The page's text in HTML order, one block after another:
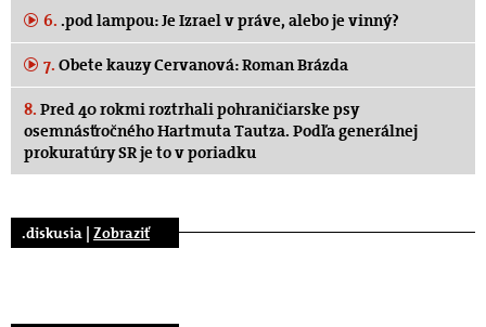
6. .pod lampou: Je Izrael v práve, alebo je vinný?
7. Obete kauzy Cervanová: Roman Brázda
8. Pred 40 rokmi roztrhali pohraničiarske psy
osemnásťročného Hartmuta Tautza. Podľa generálnej
prokuratúry SR je to v poriadku
.diskusia | Zobraziť